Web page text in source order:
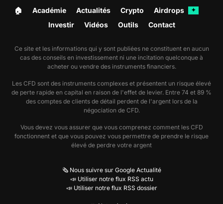
🏠︎ Académie Actualités Crypto Airdrops ✦
Investir Vidéos Outils Contact
Ce site et les informations qui y sont publiées ne constituent en aucun
cas des conseils en investissement ni une incitation quelconque à
acheter ou vendre des instruments financiers.
Les CFD sont des instruments complexes et présentent un risque élevé
de perte rapide en capital en raison de l'effet de levier. Entre 74 et 89 %
des comptes de clients de détail perdent de l'argent lors de la
négociation de CFD.
Vous devez vous assurer que vous comprenez comment les CFD
fonctionnent et que vous pouvez vous permettre de prendre le risque
élevé de perdre votre argent
🗞️ Nous suivre sur Google Actualité
📣 Utiliser notre flux RSS actu
📣 Utiliser notre flux RSS dossier